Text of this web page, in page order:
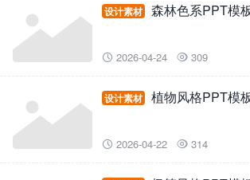
设计素材 森林色系PPT模
 2026-04-24  309
设计素材 植物风格PPT模
 2026-04-22  314